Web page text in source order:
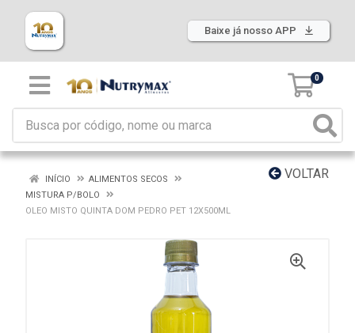
Baixe já nosso APP
0
VOLTAR
INÍCIO
ALIMENTOS SECOS
MISTURA P/BOLO
OLEO MISTO QUINTA DOM PEDRO PET 12X500ML